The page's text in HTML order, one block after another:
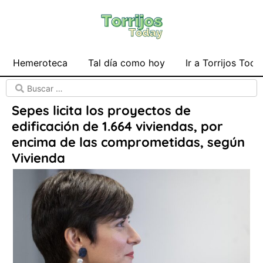
Hemeroteca Tal día como hoy Ir a Torrijos
Sepes licita los proyectos de
edificación de 1.664 viviendas, por
encima de las comprometidas, según
Vivienda